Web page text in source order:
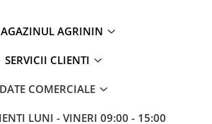
AGRININ
SERVICII CLIENTI
DATE COMERCIALE
LUNI - VINERI 09:00 - 15:00